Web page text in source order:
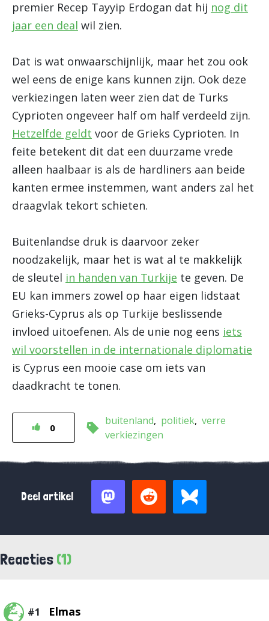
premier Recep Tayyip Erdogan dat hij nog dit
jaar een deal wil zien.
Dat is wat onwaarschijnlijk, maar het zou ook
wel eens de enige kans kunnen zijn. Ook deze
verkiezingen laten weer zien dat de Turks
Cyprioten ongeveer half om half verdeeld zijn.
Hetzelfde geldt voor de Grieks Cyprioten. In
feite betekent dit dat een duurzame vrede
alleen haalbaar is als de hardliners aan beide
kanten ermee instemmen, want anders zal het
draagvlak tekort schieten.
Buitenlandse druk is daarvoor zeker
noodzakelijk, maar het is wat al te makkelijk
de sleutel in handen van Turkije te geven. De
EU kan immers zowel op haar eigen lidstaat
Grieks-Cyprus als op Turkije beslissende
invloed uitoefenen. Als de unie nog eens iets
wil voorstellen in de internationale diplomatie
is Cyprus een mooie case om iets van
daadkracht te tonen.
0
buitenland politiek verre
verkiezingen
Deel artikel
Reacties (1)
#1 Elmas